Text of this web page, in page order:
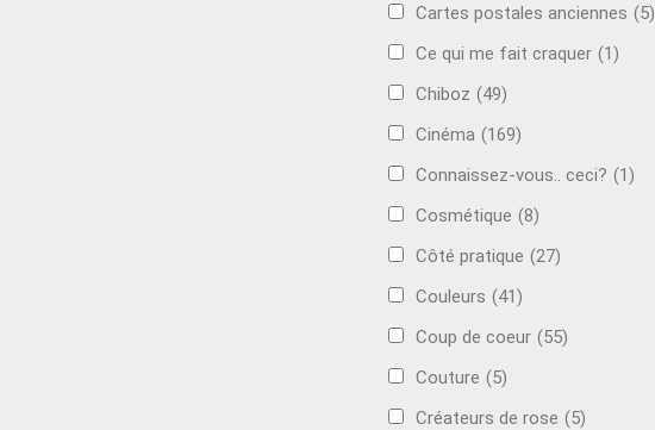
Cartes postales anciennes (5)
Ce qui me fait craquer (1)
Chiboz (49)
Cinéma (169)
Connaissez-vous.. ceci? (1)
Cosmétique (8)
Côté pratique (27)
Couleurs (41)
Coup de coeur (55)
Couture (5)
Créateurs de rose (5)